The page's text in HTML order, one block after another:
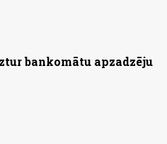
bankomātu apzadzēju